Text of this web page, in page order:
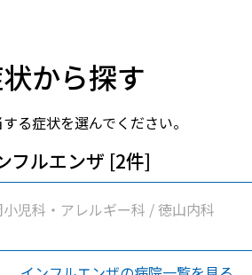
から探す
る症状を選んでください。
フルエンザ [2件]
児科・アレルギー科 / 徳山内科